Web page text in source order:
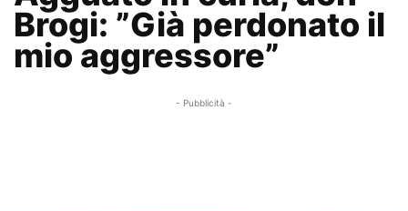
Brogi: ”Già perdonato il
mio aggressore”
- Pubblicità -